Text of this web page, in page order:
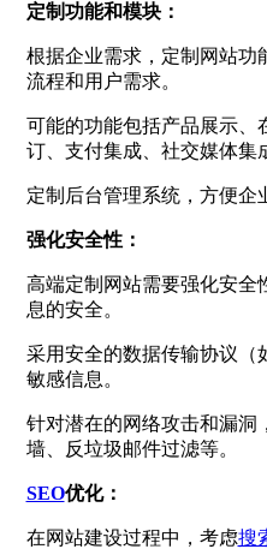
定制功能和模块：
根据企业需求，定制网站功
流程和用户需求。
可能的功能包括产品展示、
订、支付集成、社交媒体集
定制后台管理系统，方便企
强化安全性：
高端定制网站需要强化安全
息的安全。
采用安全的数据传输协议（
敏感信息。
针对潜在的网络攻击和漏洞
墙、反垃圾邮件过滤等。
SEO优化：
在网站建设过程中，考虑搜